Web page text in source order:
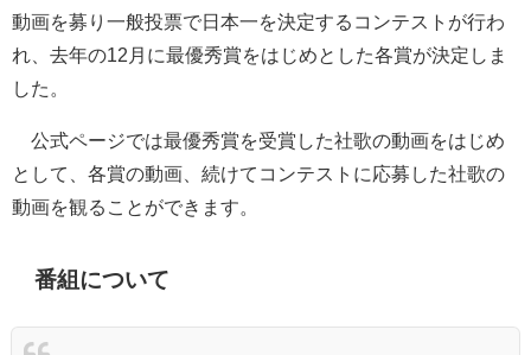
動画を募り一般投票で日本一を決定するコンテストが行わ
れ、去年の12月に最優秀賞をはじめとした各賞が決定しま
した。
公式ページでは最優秀賞を受賞した社歌の動画をはじめ
として、各賞の動画、続けてコンテストに応募した社歌の
動画を観ることができます。
番組について